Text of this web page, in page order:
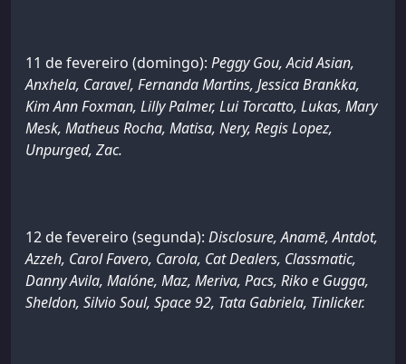
11 de fevereiro (domingo): Peggy Gou, Acid Asian,
Anxhela, Caravel, Fernanda Martins, Jessica Brankka,
Kim Ann Foxman, Lilly Palmer, Lui Torcatto, Lukas, Mary
Mesk, Matheus Rocha, Matisa, Nery, Regis Lopez,
Unpurged, Zac.
12 de fevereiro (segunda): Disclosure, Anamē, Antdot,
Azzeh, Carol Favero, Carola, Cat Dealers, Classmatic,
Danny Avila, Malóne, Maz, Meriva, Pacs, Riko e Gugga,
Sheldon, Silvio Soul, Space 92, Tata Gabriela, Tinlicker.